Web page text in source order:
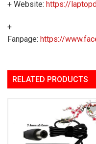
+ Website: https://
+
Fanpage: https://
RELATED PRODUCTS
Add
Wishlist